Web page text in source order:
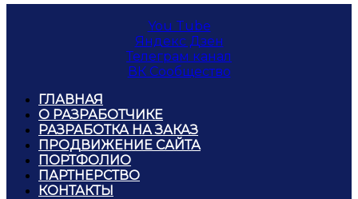
You Tube
Яндекс Дзен
Телеграм канал
ВК Сообщество
ГЛАВНАЯ
О РАЗРАБОТЧИКЕ
РАЗРАБОТКА НА ЗАКАЗ
ПРОДВИЖЕНИЕ САЙТА
ПОРТФОЛИО
ПАРТНЕРСТВО
КОНТАКТЫ